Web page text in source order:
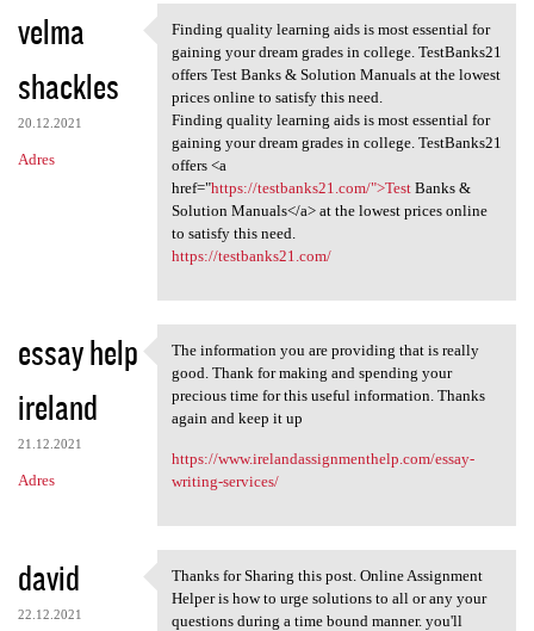
velma
shackles
20.12.2021
Adres
Finding quality learning aids
Finding quality learning aids is most essential for
gaining your dream grades in college. TestBanks21
offers Test Banks & Solution Manuals at the lowest
prices online to satisfy this need.
Finding quality learning aids is most essential for
gaining your dream grades in college. TestBanks21
offers <a
href="https://testbanks21.com/">TestBanks &
Solution Manuals</a> at the lowest prices online
to satisfy this need.
https://testbanks21.com/
essay help
ireland
21.12.2021
Adres
The information you are
The information you are providing that is really
good. Thank for making and spending your
precious time for this useful information. Thanks
again and keep it up
https://www.irelandassignmenthelp.com/essay-
writing-services/
david
22.12.2021
Thanks for Sharing this post.
Thanks for Sharing this post. Online Assignment
Helper is how to urge solutions to all or any your
questions during a time bound manner. you'll